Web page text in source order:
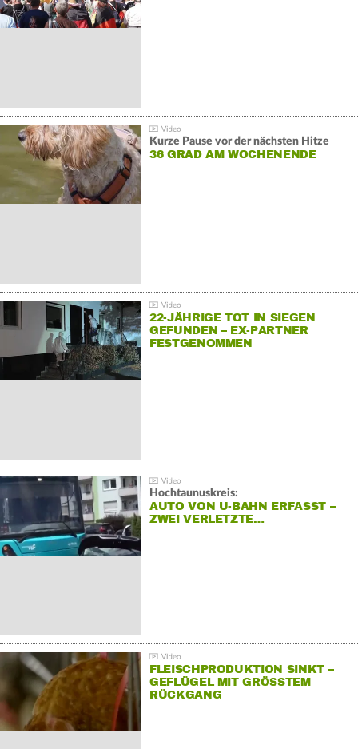
Kurze Pause vor der nächsten Hitze
36 GRAD AM WOCHENENDE
22-JÄHRIGE TOT IN SIEGEN
GEFUNDEN – EX-PARTNER
FESTGENOMMEN
Hochtaunuskreis:
AUTO VON U-BAHN ERFASST –
ZWEI VERLETZTE…
FLEISCHPRODUKTION SINKT –
GEFLÜGEL MIT GRÖSSTEM R
ÜCKGANG